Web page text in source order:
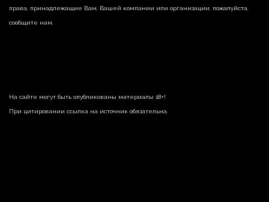
права, принадлежащие Вам, Вашей компании или организации, пожалуйста,
сообщите нам.
На сайте могут быть опубликованы материалы 18+!
При цитировании ссылка на источник обязательна.